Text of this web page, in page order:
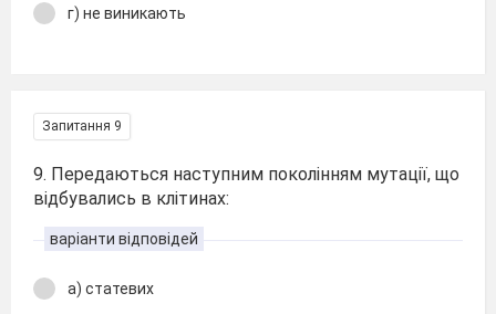
г) не виникають
Запитання 9
9. Передаються наступним поколінням мутації, що
відбувались в клітинах:
варіанти відповідей
а) статевих